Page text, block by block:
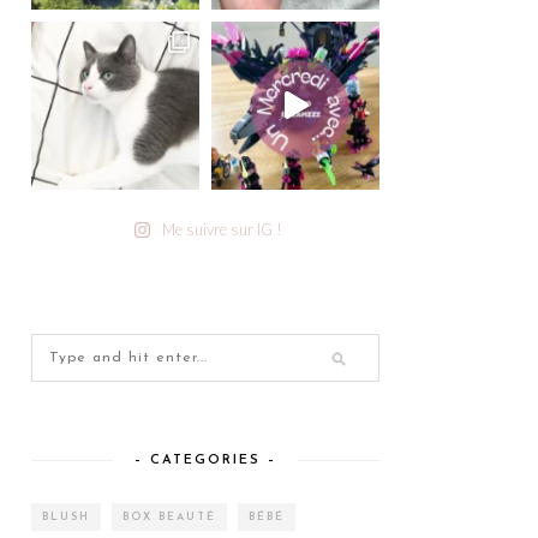
Me suivre sur IG !
– CATEGORIES –
BLUSH BOX BEAUTÉ BÉBÉ